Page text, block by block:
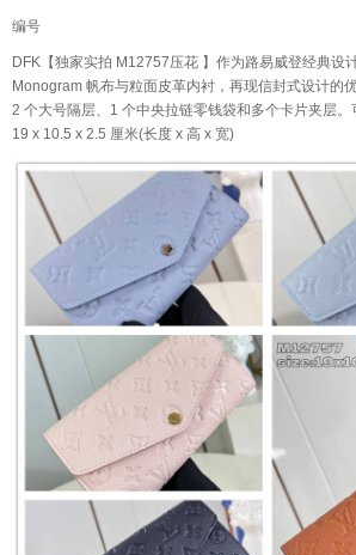
编号
DFK【独家实拍 M12757压花 】作为路易威登经典设
Monogram 帆布与粒面皮革内衬，再现信封式设计的
2 个大号隔层、1 个中央拉链零钱袋和多个卡片夹层。
19 x 10.5 x 2.5 厘米(长度 x 高 x 宽)